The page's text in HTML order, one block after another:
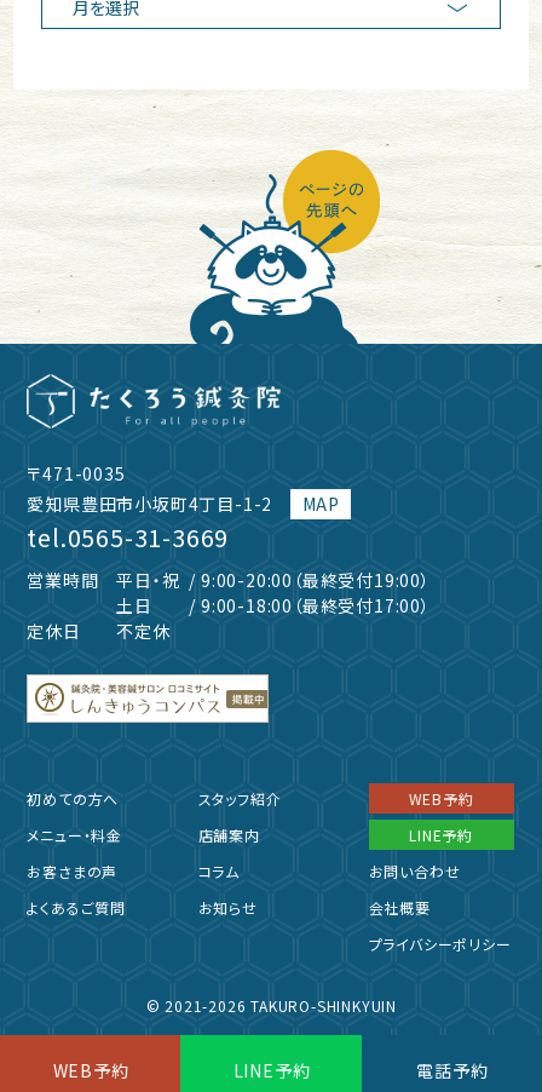
〒471-0035
愛知県豊田市小坂町4丁目-1-2
MAP
tel.0565-31-3669
営業時間 平日・祝 / 9:00-20:00（最終受付19:00）
土日
/ 9:00-18:00（最終受付17:00）
定休日
不定休
初めての方へ
メニュー・料金
お客さまの声
よくあるご質問
スタッフ紹介
店舗案内
コラム
お知らせ
WEB予約
LINE予約
お問い合わせ
会社概要
プライバシーポリシー
© 2021-2026 TAKURO-SHINKYUIN
WEB予約 LINE予約 電話予約